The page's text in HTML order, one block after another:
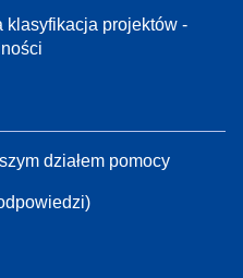
klasyfikacja projektów -
działem pomocy